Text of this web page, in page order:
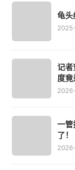
龟
记者
度竟
一
了！